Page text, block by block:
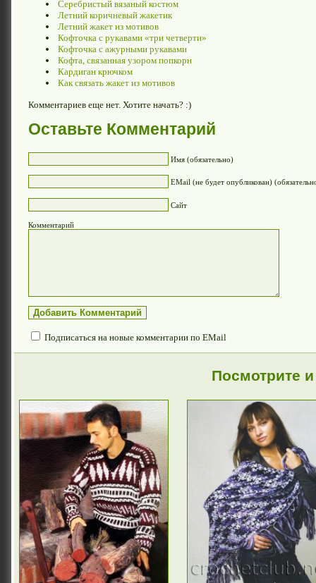
Серебристый вязаный костюм
Летний коричневый жакетик
Летний жакет из мотивов
Кофточка с рукавами «три четверти»
Кофточка с ажурными рукавами
Кофта, связанная узором попкорн
Кардиган крючком
Как связать жакет из мотивов
Комментариев еще нет. Хотите начать? :)
Оставьте Комментарий
Имя (обязательно)
EMail (не будет опубликован)
Сайт
Комментарий
Подписаться на новые комментарии по EMail
Посмотрите